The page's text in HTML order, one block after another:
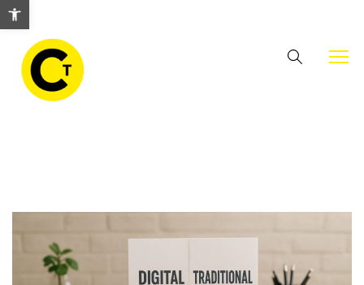
Abrir barra de herramientas